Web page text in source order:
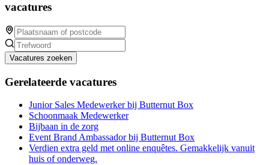
vacatures
Vacatures zoeken
Gerelateerde vacatures
Junior Sales Medewerker bij Butternut Box
Schoonmaak Medewerker
Bijbaan in de zorg
Event Brand Ambassador bij Butternut Box
Verdien extra geld met online enquêtes. Gemakkelijk vanuit
huis of onderweg.